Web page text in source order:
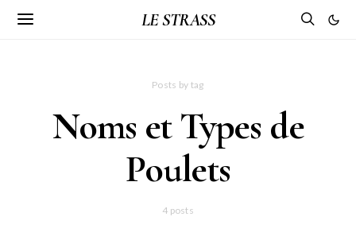
LE STRASS
Posts by tag
Noms et Types de
Poulets
4 posts